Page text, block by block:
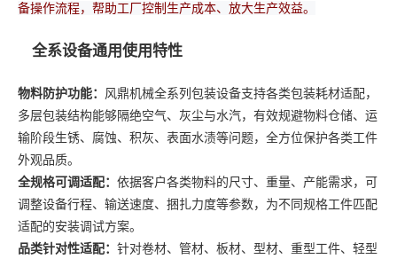
备操作流程，帮助工厂控制生产成本、放大生产效益。
全系设备通用使用特性
物料防护功能： 风鼎机械全系列包装设备支持各类包装耗材适配，
多层包装结构能够隔绝空气、灰尘与水汽，有效规避物料仓储、运
输阶段生锈、腐蚀、积灰、表面水渍等问题，全方位保护各类工件
外观品质。
全规格可调适配： 依据客户各类物料的尺寸、重量、产能需求，可
调整设备行程、输送速度、捆扎力度等参数，为不同规格工件匹配
适配的安装调试方案。
品类针对性适配： 针对卷材、管材、板材、型材、重型工件、轻型